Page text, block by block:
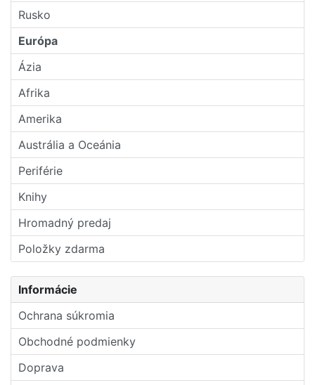
Rusko
Európa
Ázia
Afrika
Amerika
Austrália a Oceánia
Periférie
Knihy
Hromadný predaj
Položky zdarma
Informácie
Ochrana súkromia
Obchodné podmienky
Doprava